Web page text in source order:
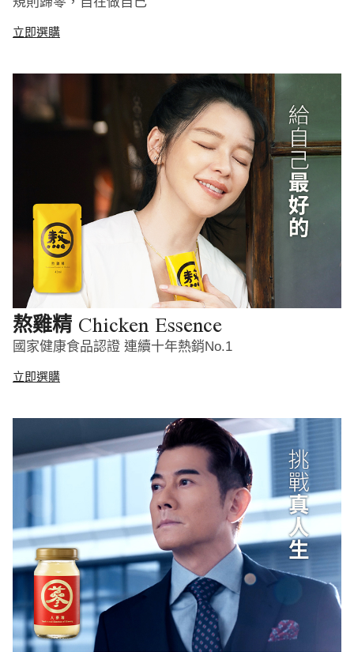
立即選購
熬雞精 Chicken Essence
國家健康食品認證 連續十年熱銷No.1
立即選購